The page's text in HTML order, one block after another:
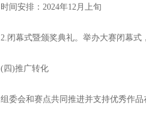
时间安排：2024年12月上旬
2.闭幕式暨颁奖典礼。举办大赛闭幕式
(四)推广转化
组委会和赛点共同推进并支持优秀作